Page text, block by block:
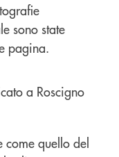
sono state
pagina.
come quello del